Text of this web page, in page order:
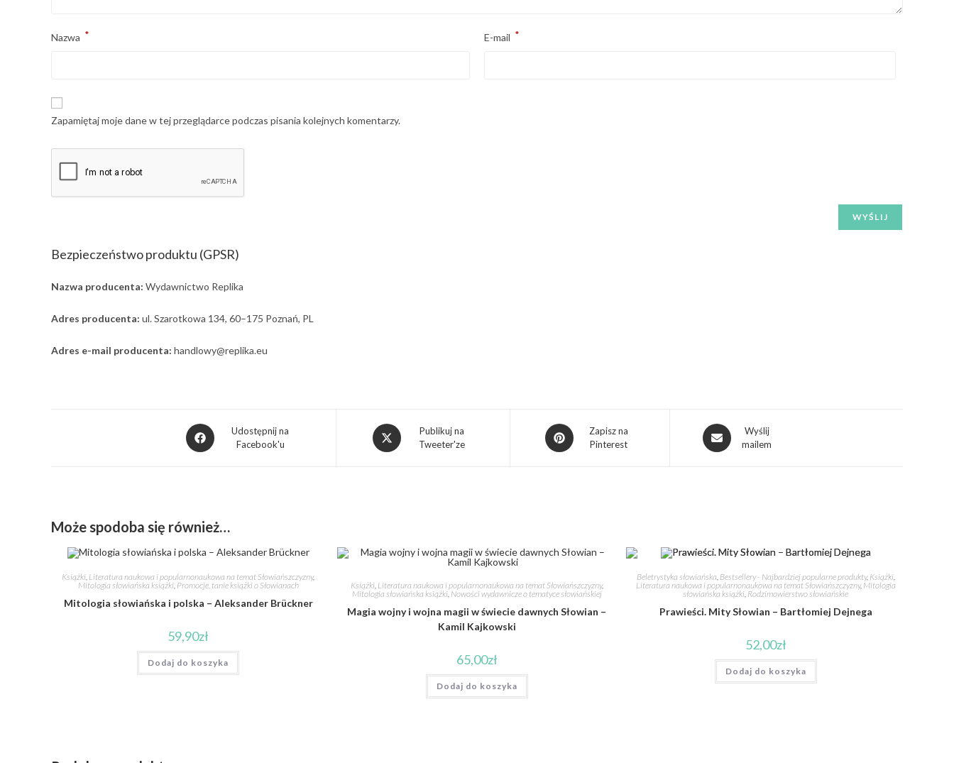
Nazwa * E-mail *
Zapamiętaj moje dane w tej przeglądarce podczas pisania kolejnych komentarzy.
Bezpieczeństwo produktu (GPSR)
Nazwa producenta: Wydawnictwo Replika
Adres producenta: ul. Szarotkowa 134, 60–175 Poznań, PL
Adres e-mail producenta: handlowy@replika.eu
Udostępnij na
Facebook'u
Publikuj na
Tweeter'ze
Zapisz na
Pinterest
Wyślij
mailem
Może spodoba się również…
Książki, Literatura naukowa i popularnonaukowa na temat Słowiańszczyzny,
Mitologia słowiańska książki, Promocje, tanie książki o Słowianach
Mitologia słowiańska i polska – Aleksander Brückner
59,90zł
Dodaj do koszyka
Książki, Literatura naukowa i popularnonaukowa na temat Słowiańszczyzny,
Mitologia słowiańska książki, Nowości wydawnicze o tematyce słowiańskiej
Magia wojny i wojna magii w świecie dawnych Słowian –
Kamil Kajkowski
65,00zł
Dodaj do koszyka
Beletrystyka słowiańska, Bestsellery - Najbardziej popularne produkty, Książki,
Literatura naukowa i popularnonaukowa na temat Słowiańszczyzny, Mitologia
słowiańska książki, Rodzimowierstwo słowiańskie
Prawieści. Mity Słowian – Bartłomiej Dejnega
52,00zł
Dodaj do koszyka